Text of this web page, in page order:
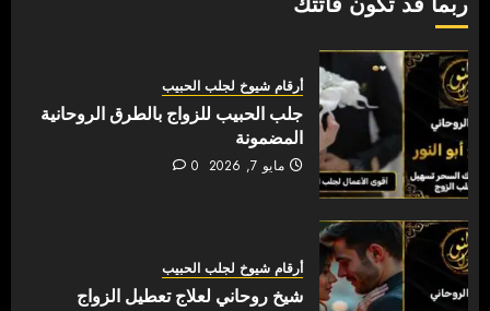
أرقام شيوخ لجلب الحبيب
جلب الحبيب للزواج بالطرق الروحانية
المضمونة
مايو 7, 2026 0
أرقام شيوخ لجلب الحبيب
شيخ روحاني لعلاج تعطيل الزواج